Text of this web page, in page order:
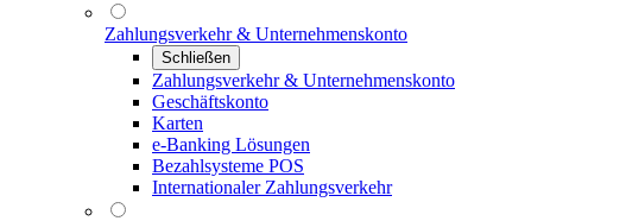
Zahlungsverkehr & Unternehmenskonto
Schließen
Zahlungsverkehr & Unternehmenskonto
Geschäftskonto
Karten
e-Banking Lösungen
Bezahlsysteme POS
Internationaler Zahlungsverkehr